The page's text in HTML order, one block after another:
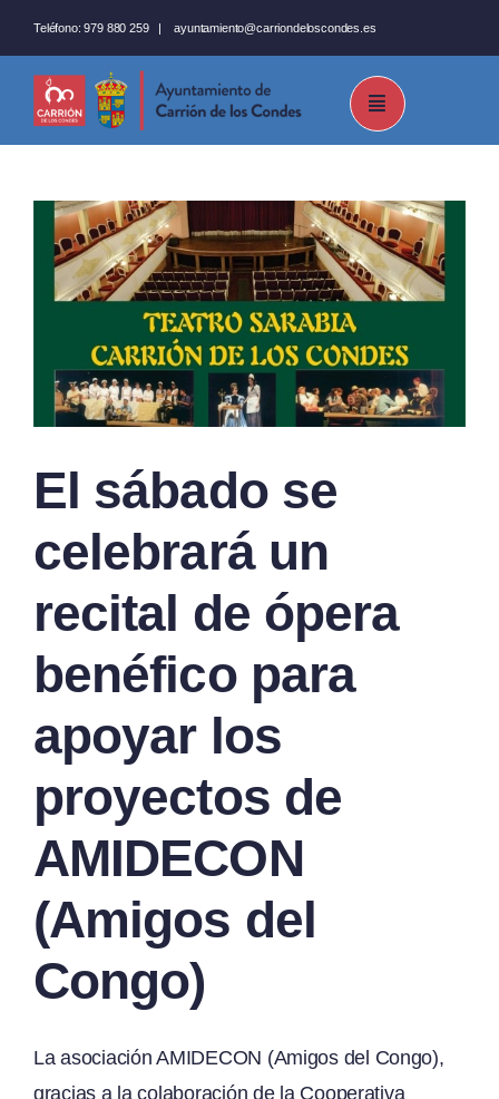
al
contenido
Teléfono: 979 880 259 |ayuntamiento@carriondeloscondes.es
El sábado se
celebrará un
recital de ópera
benéfico para
apoyar los
proyectos de
AMIDECON
(Amigos del
Congo)
La asociación AMIDECON (Amigos del Congo),
gracias a la colaboración de la Cooperativa